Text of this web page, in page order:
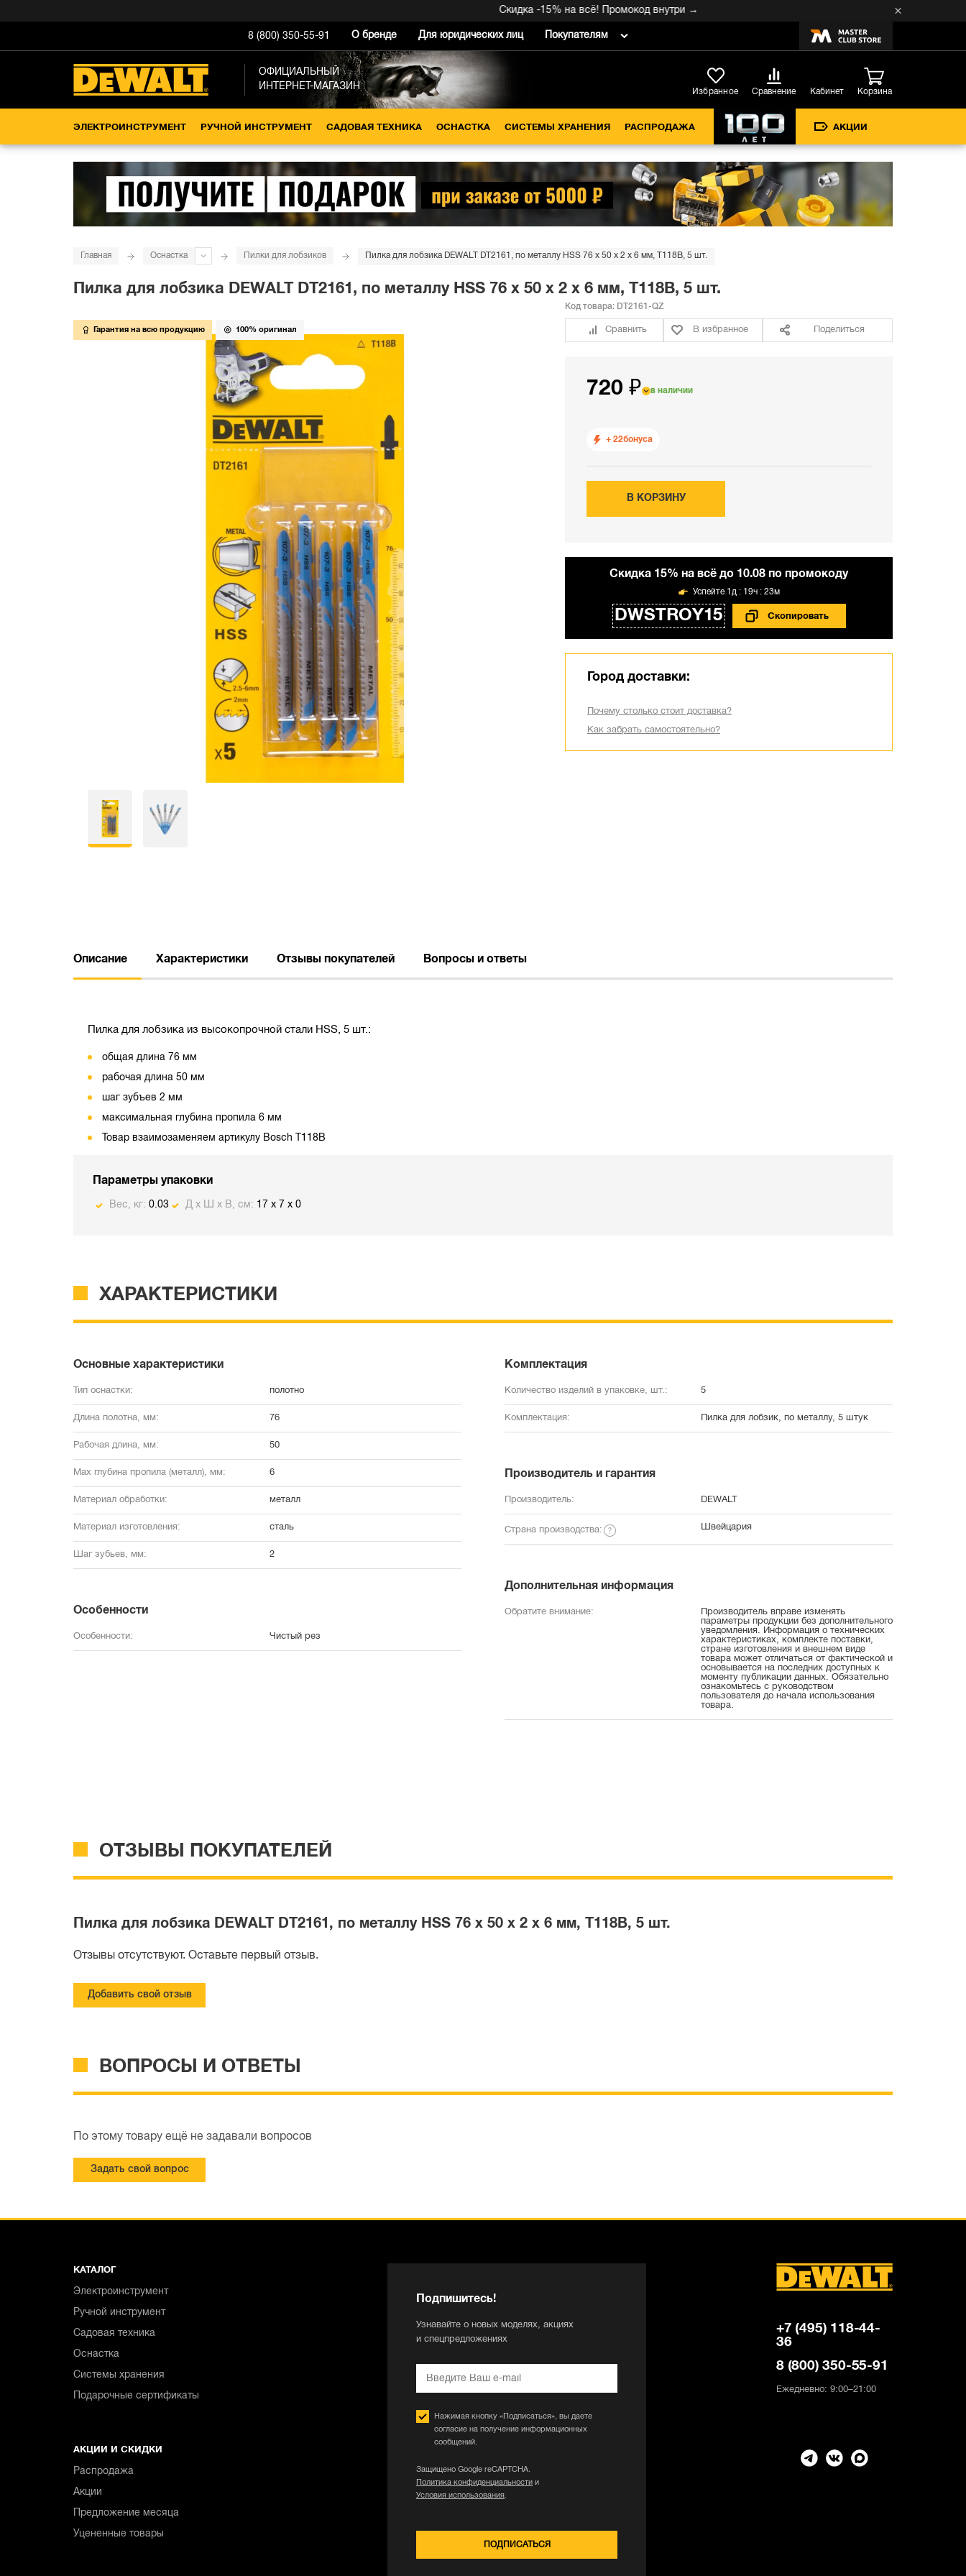
Скидка -15% на всё! Промокод внутри →
8 (800) 350-55-91 О бренде Для юридических лиц Покупателям
ОФИЦИАЛЬНЫЙ
ИНТЕРНЕТ-МАГАЗИН
Избранное Сравнение Кабинет Корзина
ЭЛЕКТРОИНСТРУМЕНТ РУЧНОЙ ИНСТРУМЕНТ САДОВАЯ ТЕХНИКА ОСНАСТКА СИСТЕМЫ ХРАНЕНИЯ РАСПРОДАЖА АКЦИИ
Главная Оснастка Пилки для лобзиков Пилка для лобзика DEWALT DT2161, по металлу HSS 76 x 50 x 2 x 6 мм, T118B, 5 шт.
Пилка для лобзика DEWALT DT2161, по металлу HSS 76 x 50 x 2 x 6 мм, T118B, 5 шт.
Гарантия на всю продукцию 100% оригинал
Код товара: DT2161-QZ
Сравнить В избранное Поделиться
720 ₽ в наличии
+ 22бонуса
В КОРЗИНУ
Cкидка 15% на всё до 10.08 по промокоду
DWSTROY15
1д : 19ч : 23м
Город доставки:
Почему столько стоит доставка?
Как забрать самостоятельно?
Описание Характеристики Отзывы покупателей Вопросы и ответы
Пилка для лобзика из высокопрочной стали HSS, 5 шт.:
общая длина 76 мм
рабочая длина 50 мм
шаг зубъев 2 мм
максимальная глубина пропила 6 мм
Товар взаимозаменяем артикулу Bosch T118B
Параметры упаковки
Вес, кг: 0.03 Д х Ш х В, см: 17 x 7 x 0
ХАРАКТЕРИСТИКИ
Основные характеристики
Тип оснастки: полотно
Длина полотна, мм: 76
Рабочая длина, мм: 50
Max глубина пропила (металл), мм: 6
Материал обработки: металл
Материал изготовления: сталь
Шаг зубьев, мм: 2
Особенности
Особенности: Чистый рез
Комплектация
Количество изделий в упаковке, шт.: 5
Комплектация: Пилка для лобзик, по металлу, 5 штук
Производитель и гарантия
Производитель: DEWALT
Страна производства: Швейцария
Дополнительная информация
Обратите внимание:
Производитель вправе изменять
параметры продукции без дополнительного
уведомления. Информация о технических
характеристиках, комплекте поставки,
стране изготовления и внешнем виде
товара может отличаться от фактической и
основывается на последних доступных к
моменту публикации данных. Обязательно
ознакомьтесь с руководством
пользователя до начала использования
товара.
ОТЗЫВЫ ПОКУПАТЕЛЕЙ
Пилка для лобзика DEWALT DT2161, по металлу HSS 76 x 50 x 2 x 6 мм, T118B, 5 шт.
Отзывы отсутствуют. Оставьте первый отзыв.
Добавить свой отзыв
ВОПРОСЫ И ОТВЕТЫ
По этому товару ещё не задавали вопросов
Задать свой вопрос
КАТАЛОГ
Электроинструмент
Ручной инструмент
Садовая техника
Оснастка
Системы хранения
Подарочные сертификаты
АКЦИИ И СКИДКИ
Распродажа
Акции
Предложение месяца
Уцененные товары
Подпишитесь!
Узнавайте о новых моделях, акциях
и спецпредложениях
ПОДПИСАТЬСЯ
Нажимая кнопку «Подписаться», вы даете
согласие на получение информационных
сообщений.
Защищено Google reCAPTCHA.
Политика конфиденциальности и
Условия использования.
+7 (495) 118-44-
36
8 (800) 350-55-91
Ежедневно: 9:00–21:00